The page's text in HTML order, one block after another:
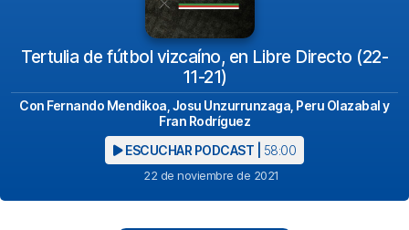
Tertulia de fútbol vizcaíno, en Libre Directo (22-
11-21)
Con Fernando Mendikoa, Josu Unzurrunzaga, Peru Olazabal y
Fran Rodríguez
ESCUCHAR PODCAST | 58:00
22 de noviembre de 2021